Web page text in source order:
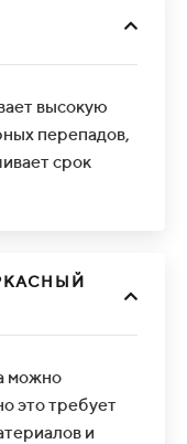
высокую
перепадов,
срок
можно
это требует
и